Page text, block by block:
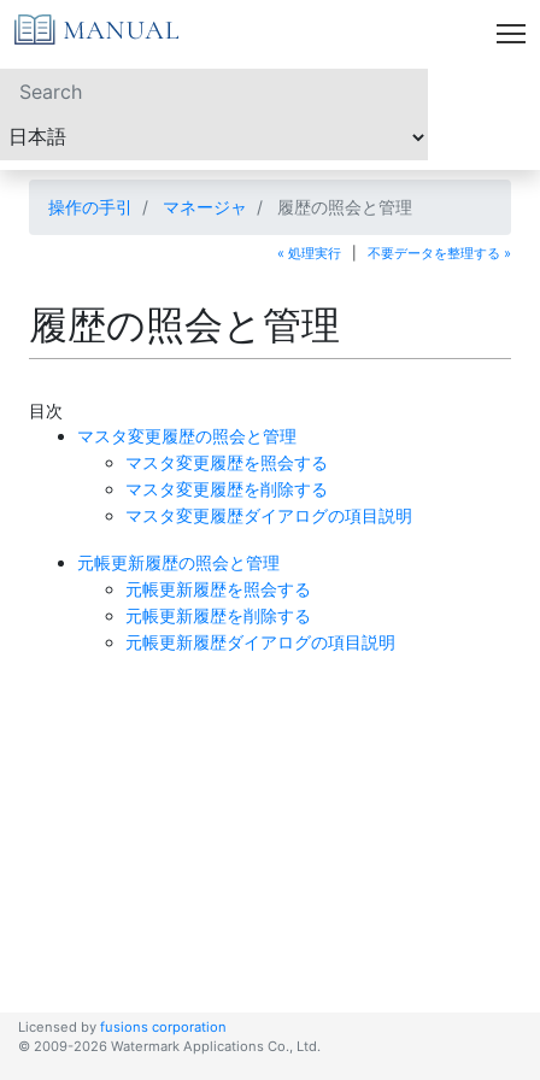
操作の手引 マネージャ 履歴の照会と管理
« 処理実行 不要データを整理する »
履歴の照会と管理
目次
マスタ変更履歴の照会と管理
マスタ変更履歴を照会する
マスタ変更履歴を削除する
マスタ変更履歴ダイアログの項目説明
元帳更新履歴の照会と管理
元帳更新履歴を照会する
元帳更新履歴を削除する
元帳更新履歴ダイアログの項目説明
Licensed by fusions corporation
© 2009-2026 Watermark Applications Co., Ltd.